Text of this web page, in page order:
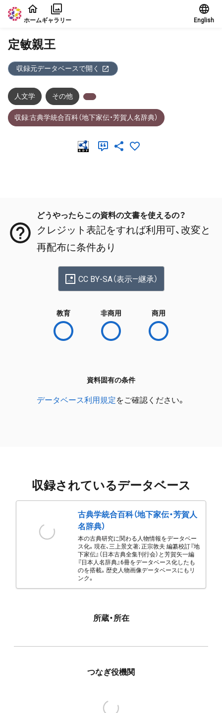
本文に飛ぶ
ホームギャラリー English
定敏親王
収録元データベースで開く
人文学 その他
収録:古典学統合百科（地下家伝・芳賀人名辞典）
どうやったらこの資料の文書を使えるの？
クレジット表記をすれば利用可、改変と
再配布に条件あり
CC BY-SA（表示—継承）
教育 非商用 商用
資料固有の条件
データベース利用規定をご確認ください。
収録されているデータベース
古典学統合百科（地下家伝・芳賀人
名辞典）
本の古典研究に関わる人物情報をデータベー
ス化。現在、三上景文著; 正宗敦夫 編纂校訂『地
下家伝』（日本古典全集刊行会）と芳賀矢一編
『日本人名辞典』6冊をデータベース化したも
のを搭載。歴史人物画像データベースにもリ
ンク。
所蔵・所在
つなぎ役機関